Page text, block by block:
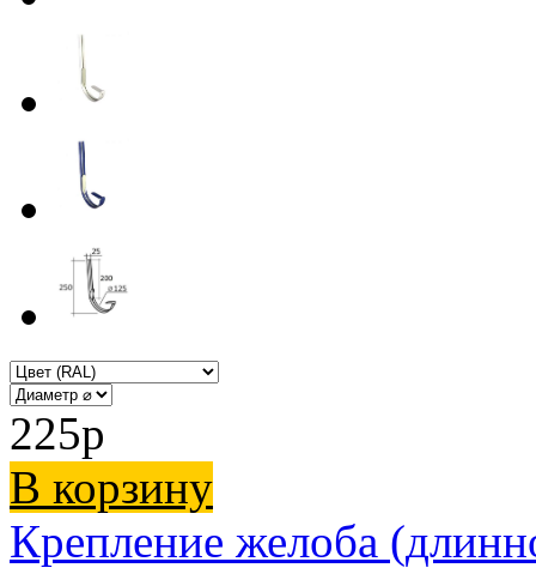
225p
В корзину
Крепление желоба